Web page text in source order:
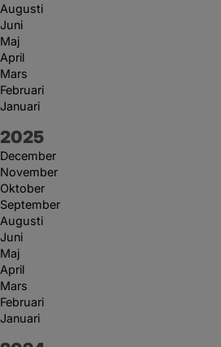
Augusti
Juni
Maj
April
Mars
Februari
Januari
År:
2025
December
November
Oktober
September
Augusti
Juni
Maj
April
Mars
Februari
Januari